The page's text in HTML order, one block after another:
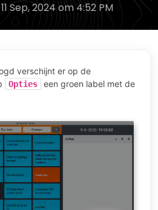
Sep, 2024 om 4:52 PM
verschijnt er op de
Opties
een groen label met de